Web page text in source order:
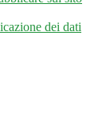
dei dati